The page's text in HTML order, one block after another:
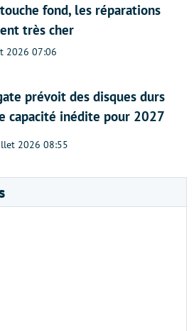
fond, les réparations
très cher
2026 07:06
prévoit des disques durs
capacité inédite pour 2027
2026 08:55